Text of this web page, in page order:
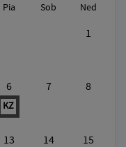
Pia Sob Ned
1
6
KZ
7 8
13 14 15